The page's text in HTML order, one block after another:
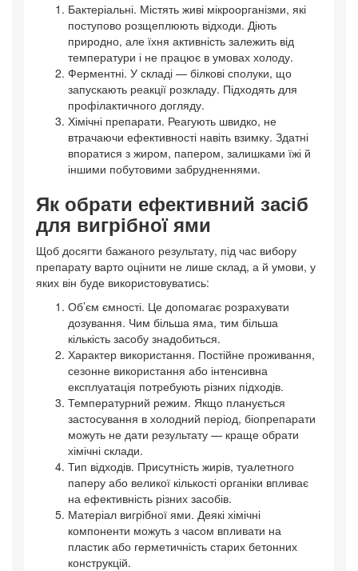
Бактеріальні. Містять живі мікроорганізми, які
поступово розщеплюють відходи. Діють
природно, але їхня активність залежить від
температури і не працює в умовах холоду.
Ферментні. У складі — білкові сполуки, що
запускають реакції розкладу. Підходять для
профілактичного догляду.
Хімічні препарати. Реагують швидко, не
втрачаючи ефективності навіть взимку. Здатні
впоратися з жиром, папером, залишками їжі й
іншими побутовими забрудненнями.
Як обрати ефективний засіб
для вигрібної ями
Щоб досягти бажаного результату, під час вибору
препарату варто оцінити не лише склад, а й умови, у
яких він буде використовуватись:
Об’єм ємності. Це допомагає розрахувати
дозування. Чим більша яма, тим більша
кількість засобу знадобиться.
Характер використання. Постійне проживання,
сезонне використання або інтенсивна
експлуатація потребують різних підходів.
Температурний режим. Якщо планується
застосування в холодний період, біопрепарати
можуть не дати результату — краще обрати
хімічні склади.
Тип відходів. Присутність жирів, туалетного
паперу або великої кількості органіки впливає
на ефективність різних засобів.
Матеріал вигрібної ями. Деякі хімічні
компоненти можуть з часом впливати на
пластик або герметичність старих бетонних
конструкцій.